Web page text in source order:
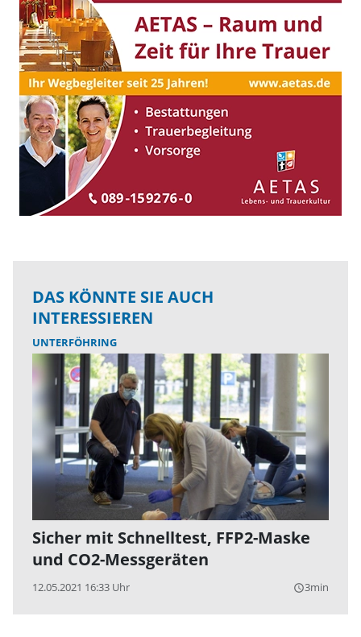
DAS KÖNNTE SIE AUCH
INTERESSIEREN
UNTERFÖHRING
Sicher mit Schnelltest, FFP2-Maske
und CO2-Messgeräten
12.05.2021 16:33 Uhr query_builder3min